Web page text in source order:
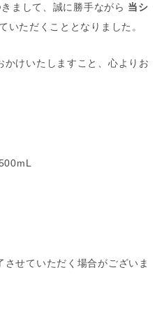
まして、誠に勝手ながら 当シ
いただくこととなりました。
かけいたしますこと、心よりお
せていただく場合がございま